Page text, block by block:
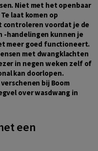
Niet met het openbaar
laat komen op
controleren voordat je de
-handelingen kunnen je
meer goed functioneert.
met dwangklachten
in negen weken zelf of
kan doorlopen.
bij Boom
over wasdwang in
een